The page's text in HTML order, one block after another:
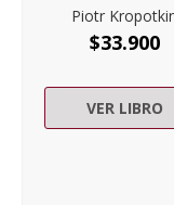
Piotr
$33.900
VER LIBRO